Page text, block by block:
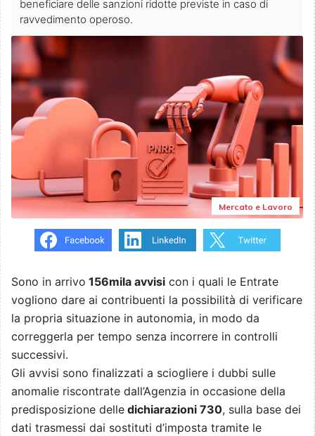
beneficiare delle sanzioni ridotte previste in caso di
ravvedimento operoso.
Mercato e Lavoro
Sono in arrivo 156mila avvisi con i quali le Entrate
vogliono dare ai contribuenti la possibilità di verificare
la propria situazione in autonomia, in modo da
correggerla per tempo senza incorrere in controlli
successivi.
Gli avvisi sono finalizzati a sciogliere i dubbi sulle
anomalie riscontrate dall’Agenzia in occasione della
predisposizione delle dichiarazioni 730, sulla base dei
dati trasmessi dai sostituti d’imposta tramite le